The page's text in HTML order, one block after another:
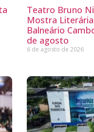
Teatro Bruno
Mostra
Balneário
de agosto
6 de agosto de 2026